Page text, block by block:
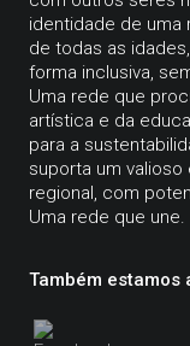
identidade de uma
de todas as
forma inclusiva,
Uma rede que
artística e da
para a
suporta um
regional, com
Uma rede que une.
Também estamos